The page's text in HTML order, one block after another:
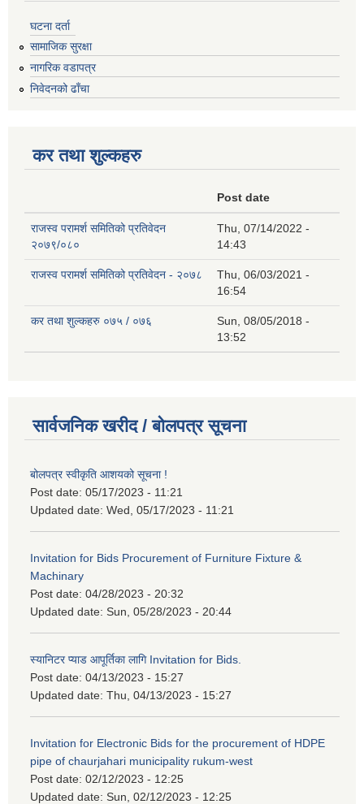
घटना दर्ता
सामाजिक सुरक्षा
नागरिक वडापत्र
निवेदनको ढाँचा
कर तथा शुल्कहरु
Post date
राजस्व परामर्श समितिको प्रतिवेदन
२०७९/०८०
Thu, 07/14/2022 -
14:43
राजस्व परामर्श समितिको प्रतिवेदन - २०७८
Thu, 06/03/2021 -
16:54
कर तथा शुल्कहरु ०७५ / ०७६
Sun, 08/05/2018 -
13:52
सार्वजनिक खरीद / बोलपत्र सूचना
बोलपत्र स्वीकृति आशयको सूचना !
Post date: 05/17/2023 - 11:21
Updated date: Wed, 05/17/2023 - 11:21
Invitation for Bids Procurement of Furniture Fixture &
Machinary
Post date: 04/28/2023 - 20:32
Updated date: Sun, 05/28/2023 - 20:44
स्यानिटर प्याड आपूर्तिका लागि Invitation for Bids.
Post date: 04/13/2023 - 15:27
Updated date: Thu, 04/13/2023 - 15:27
Invitation for Electronic Bids for the procurement of HDPE
pipe of chaurjahari municipality rukum-west
Post date: 02/12/2023 - 12:25
Updated date: Sun, 02/12/2023 - 12:25